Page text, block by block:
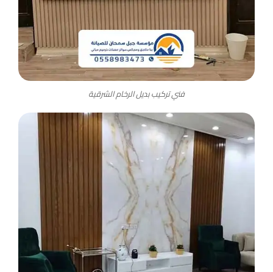
فني تركيب بديل الرخام الشرقية